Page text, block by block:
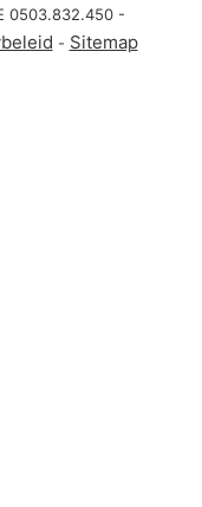
0503.832.450 -
- Sitemap